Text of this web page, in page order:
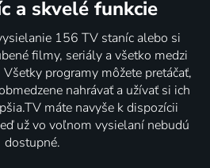
a skvelé funkcie
156 TV staníc alebo si
filmy, seriály a všetko medzi
programy môžete pretáčať,
nahrávať a užívať si ich
máte navyše k dispozícii
už vo voľnom vysielaní nebudú
dostupné.